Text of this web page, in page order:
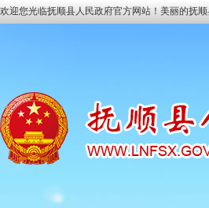
欢迎您光临抚顺县人民政府官方网站！美丽的抚顺